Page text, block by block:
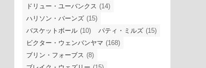
ドリュー・ユーバンクス (14)
ハリソン・バーンズ (15)
バスケットボール (10) パティ・ミルズ (15)
ビクター・ウェンバンヤマ (168)
ブリン・フォーブス (8)